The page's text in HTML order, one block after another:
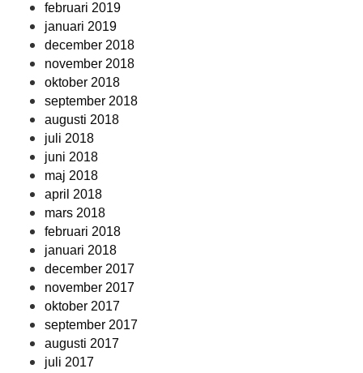
februari 2019
januari 2019
december 2018
november 2018
oktober 2018
september 2018
augusti 2018
juli 2018
juni 2018
maj 2018
april 2018
mars 2018
februari 2018
januari 2018
december 2017
november 2017
oktober 2017
september 2017
augusti 2017
juli 2017